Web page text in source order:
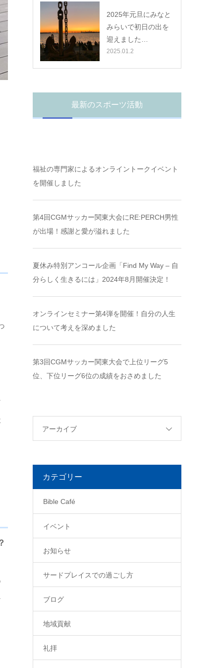
2025年元旦にみなと
みらいで初日の出を
迎えました…
2025.01.2
最新のスポーツ活動
福祉の専門家によるオンライントークイベント
を開催しました
第4回CGMサッカー関東大会にRE:PERCH男性
が出場！感謝と愛が溢れました
夏休み特別アンコール企画「Find My Way – 自
分らしく生きるには」2024年8月開催決定！
オンラインセミナー第4弾を開催！自分の人生
について考えを深めました
第3回CGMサッカー関東大会で上位リーグ5
位、下位リーグ6位の成績をおさめました
アーカイブ
カテゴリー
Bible Café
イベント
お知らせ
サードプレイスでの過ごし方
ブログ
地域貢献
礼拝